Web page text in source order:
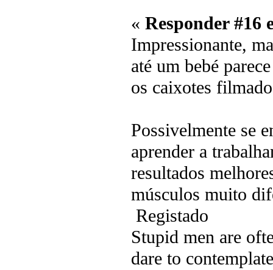
« Responder #16
Impressionante,
até um bebé
os caixotes
Possivelmente se
aprender a
resultados
músculos muito
Registado
Stupid men are
dare to